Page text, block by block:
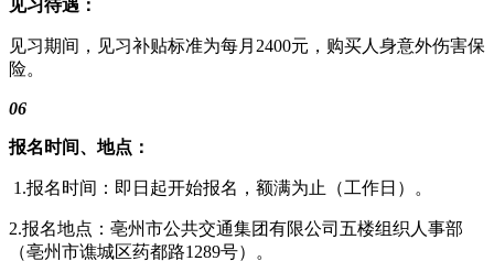
见习待遇：
见习期间，见习补贴标准为每月2400元，购买人身意外伤害保
险。
06
报名时间、地点：
1.报名时间：即日起开始报名，额满为止（工作日）。
2.报名地点：亳州市公共交通集团有限公司五楼组织人事部
（亳州市谯城区药都路1289号）。